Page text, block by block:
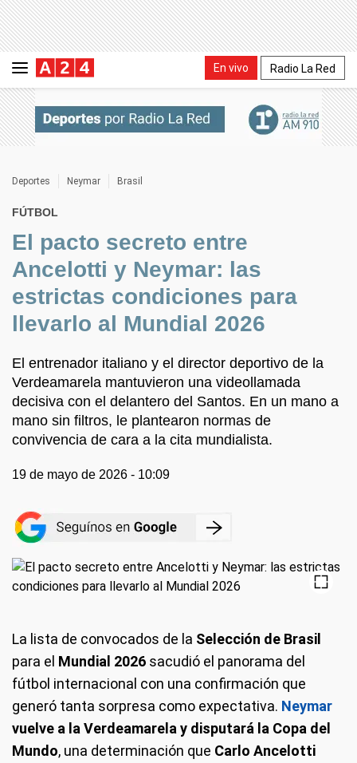
En vivo Radio La Red
Deportes Neymar Brasil
FÚTBOL
El pacto secreto entre
Ancelotti y Neymar: las
estrictas condiciones para
llevarlo al Mundial 2026
El entrenador italiano y el director deportivo de la
Verdeamarela mantuvieron una videollamada
decisiva con el delantero del Santos. En un mano a
mano sin filtros, le plantearon normas de
convivencia de cara a la cita mundialista.
19 de mayo de 2026 - 10:09
La lista de convocados de la Selección de Brasil
para el Mundial 2026 sacudió el panorama del
fútbol internacional con una confirmación que
generó tanta sorpresa como expectativa. Neymar
vuelve a la Verdeamarela y disputará la Copa del
Mundo, una determinación que Carlo Ancelotti